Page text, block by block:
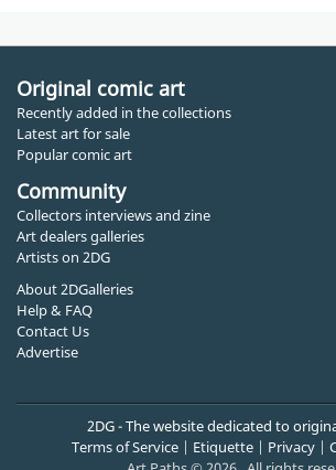
Original comic art
Recently added in the collections
Latest art for sale
Popular comic art
Community
Collectors interviews and zine
Art dealers galleries
Artists on 2DG
About 2DGalleries
Help & FAQ
Contact Us
Advertise
2DG - The website dedicated to
Terms of Service| Etiquette| Privacy|